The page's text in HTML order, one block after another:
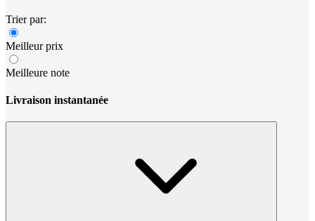
Trier par:
Meilleur prix
Meilleure note
Livraison instantanée